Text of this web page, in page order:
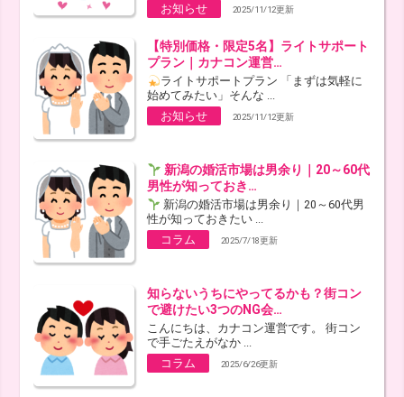
お知らせ
2025/11/12更新
【特別価格・限定5名】ライトサポート
プラン｜カナコン運営…
ライトサポートプラン 「まずは気軽に
始めてみたい」そんな ...
お知らせ
2025/11/12更新
新潟の婚活市場は男余り｜20～60代
男性が知っておき…
新潟の婚活市場は男余り｜20～60代男
性が知っておきたい ...
コラム
2025/7/18更新
知らないうちにやってるかも？街コン
で避けたい3つのNG会…
こんにちは、カナコン運営です。 街コン
で手ごたえがなか ...
コラム
2025/6/26更新